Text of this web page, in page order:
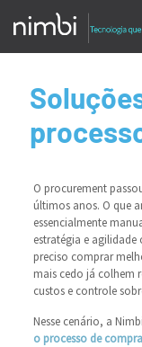
O procurement
últimos anos. O que
essencialmente
estratégia e
preciso comprar
mais cedo já colhem
custos e controle
Nesse cenário, a
o processo de